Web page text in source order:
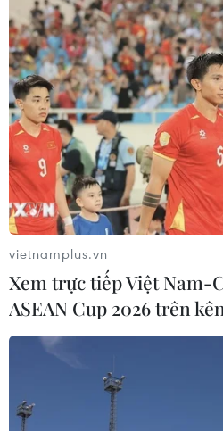
Mỹ đánh chìm tàu bị
người thiệt mạng
13/04/2026 04:37
Trong một bài đăng trên X, Bộ
Mỹ cho hay đã thông báo
biển kích hoạt hệ thống tìm
vietnamplus.vn
Xem trực tiếp Việt Nam-
ASEAN Cup 2026 trên